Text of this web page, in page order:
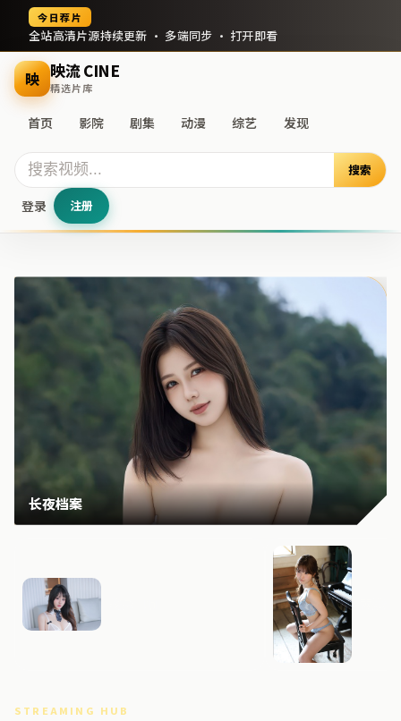
今日荐片
全站高清片源持续更新 · 多端同步 · 打开即看
映 映流 CINE
精选片库
首页 影院 剧集 动漫 综艺 发现
搜索
登录 注册
STREAMING HUB
长夜档案